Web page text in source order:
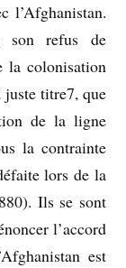
l’Afghanistan.
son refus de
la colonisation
titre7, que
de la ligne
la contrainte
lors de la
Ils se sont
l’accord
est